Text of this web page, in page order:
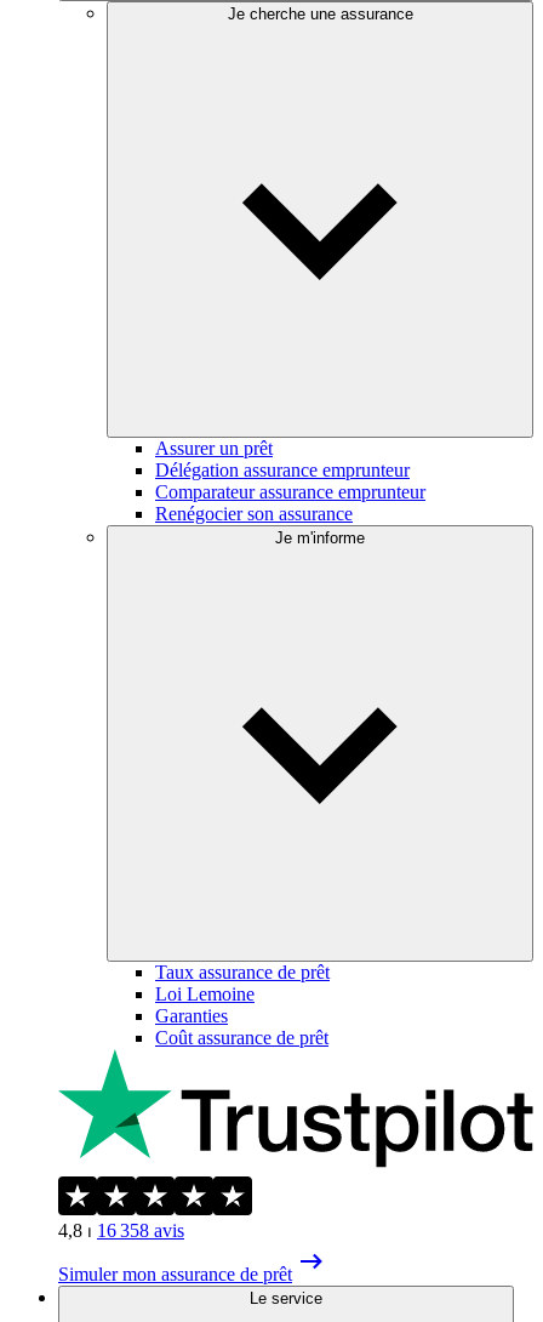
Je cherche une assurance
Assurer un prêt
Délégation assurance emprunteur
Comparateur assurance emprunteur
Renégocier son assurance
Je m'informe
Taux assurance de prêt
Loi Lemoine
Garanties
Coût assurance de prêt
4,8 ⏐ 16 358 avis
Simuler mon assurance de prêt
Le service